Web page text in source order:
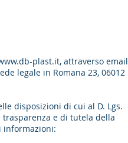
plast.it, attraverso email
legale in Romana 23, 06012
disposizioni di cui al D. Lgs.
e di tutela della
informazioni: